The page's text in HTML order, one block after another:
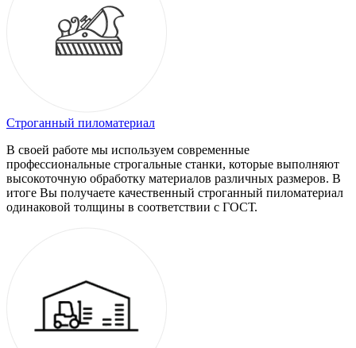
Строганный пиломатериал
В своей работе мы используем современные
профессиональные строгальные станки, которые выполняют
высокоточную обработку материалов различных размеров. В
итоге Вы получаете качественный строганный пиломатериал
одинаковой толщины в соответствии с ГОСТ.